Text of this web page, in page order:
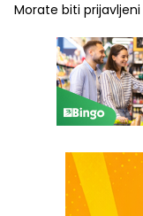
Morate biti prijavljeni